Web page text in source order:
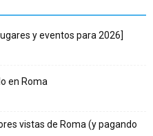
y eventos para 2026]
en Roma
vistas de Roma (y pagando